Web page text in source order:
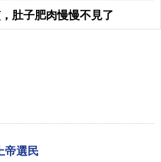
肚子肥肉慢慢不見了
帝選民